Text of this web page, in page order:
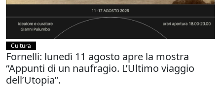
Cultura
Fornelli: lunedì 11 agosto apre la mostra
“Appunti di un naufragio. L’Ultimo viaggio
dell’Utopia”.